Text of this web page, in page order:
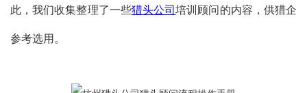
此，我们收集整理了一些猎头公司培训顾问的内容，供猎企
参考选用。